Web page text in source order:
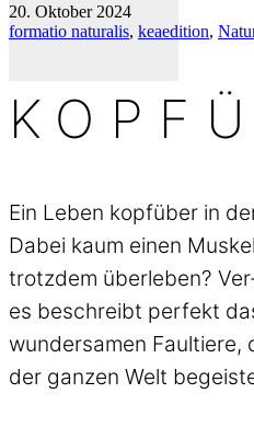
20. Oktober 2024
formatio naturalis, keaedition,
Ein Leben kopfüber in
Dabei kaum einen
trotzdem überleben?
es beschreibt perfekt
wundersamen Faultiere,
der ganzen Welt